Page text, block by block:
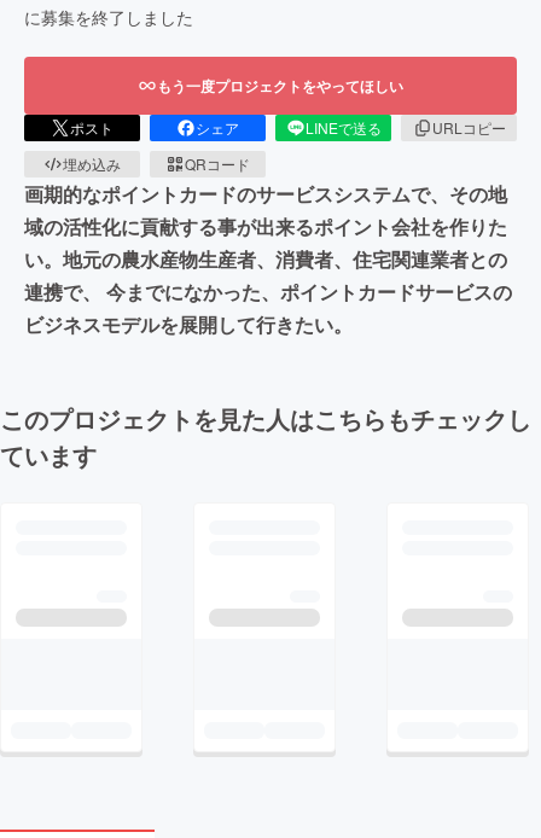
に募集を終了しました
もう一度プロジェクトをやってほしい
ポスト シェア LINEで送る
URLコピー
埋め込み
QRコード
画期的なポイントカードのサービスシステムで、その地
域の活性化に貢献する事が出来るポイント会社を作りた
い。地元の農水産物生産者、消費者、住宅関連業者との
連携で、 今までになかった、ポイントカードサービスの
ビジネスモデルを展開して行きたい。
このプロジェクトを見た人はこちらもチェックし
ています